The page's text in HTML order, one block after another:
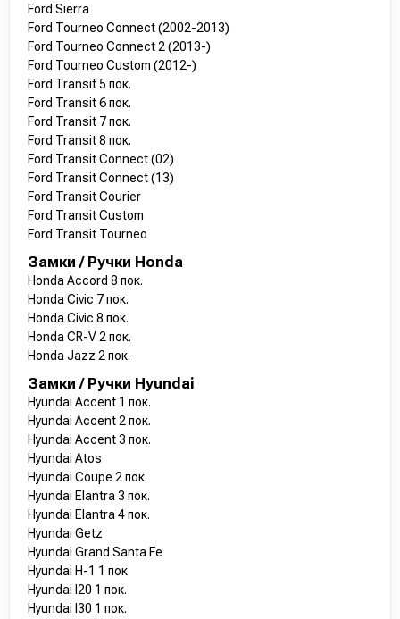
Ford Sierra
Ford Tourneo Connect (2002-2013)
Ford Tourneo Connect 2 (2013-)
Ford Tourneo Custom (2012-)
Ford Transit 5 пок.
Ford Transit 6 пок.
Ford Transit 7 пок.
Ford Transit 8 пок.
Ford Transit Connect (02)
Ford Transit Connect (13)
Ford Transit Courier
Ford Transit Custom
Ford Transit Tourneo
Замки / Ручки Honda
Honda Accord 8 пок.
Honda Civic 7 пок.
Honda Civic 8 пок.
Honda CR-V 2 пок.
Honda Jazz 2 пок.
Замки / Ручки Hyundai
Hyundai Accent 1 пок.
Hyundai Accent 2 пок.
Hyundai Accent 3 пок.
Hyundai Atos
Hyundai Coupe 2 пок.
Hyundai Elantra 3 пок.
Hyundai Elantra 4 пок.
Hyundai Getz
Hyundai Grand Santa Fe
Hyundai H-1 1 пок
Hyundai I20 1 пок.
Hyundai I30 1 пок.